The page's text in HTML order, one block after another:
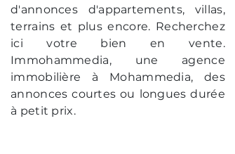
d'annonces d'appartements, villas,
terrains et plus encore. Recherchez
ici votre bien en vente.
Immohammedia, une agence
immobilière à Mohammedia, des
annonces courtes ou longues durée
à petit prix.